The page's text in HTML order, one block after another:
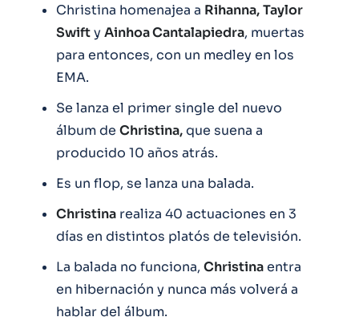
Christina homenajea a Rihanna,Taylor
Swifty Ainhoa Cantalapiedra, muertas
para entonces, con un medley en los
EMA.
Se lanza el primer single del nuevo
álbum de Christina,que suena a
producido 10 años atrás.
Es un flop, se lanza una balada.
Christina realiza 40 actuaciones en 3
días en distintos platós de televisión.
La balada no funciona, Christinaentra
en hibernación y nunca más volverá a
hablar del álbum.